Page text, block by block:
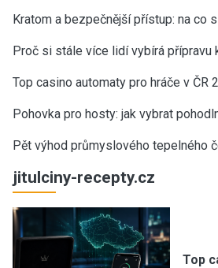
Kratom a bezpečnější přístup: na co
Proč si stále více lidí vybírá přípravu
Top casino automaty pro hráče v ČR
Pohovka pro hosty: jak vybrat
Pět výhod průmyslového tepelného
jitulciny-recepty.cz
Top